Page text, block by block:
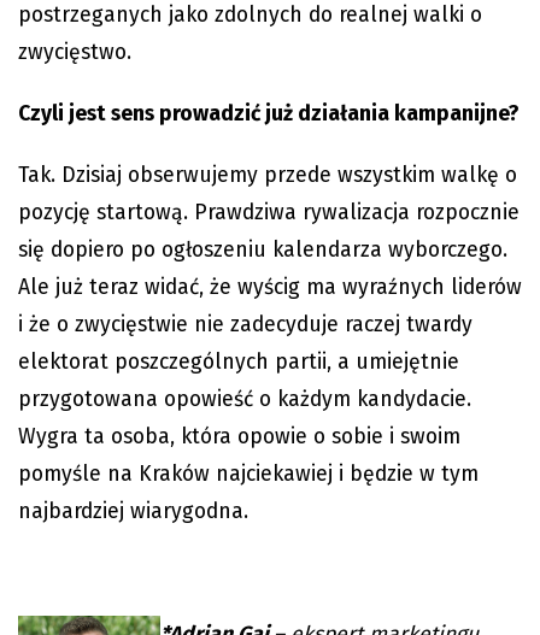
postrzeganych jako zdolnych do realnej walki o
zwycięstwo.
Czyli jest sens prowadzić już działania kampanijne?
Tak. Dzisiaj obserwujemy przede wszystkim walkę o
pozycję startową. Prawdziwa rywalizacja rozpocznie
się dopiero po ogłoszeniu kalendarza wyborczego.
Ale już teraz widać, że wyścig ma wyraźnych liderów
i że o zwycięstwie nie zadecyduje raczej twardy
elektorat poszczególnych partii, a umiejętnie
przygotowana opowieść o każdym kandydacie.
Wygra ta osoba, która opowie o sobie i swoim
pomyśle na Kraków najciekawiej i będzie w tym
najbardziej wiarygodna.